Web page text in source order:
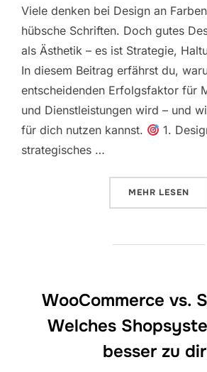
Viele denken bei Design an
hübsche Schriften. Doch gutes
als Ästhetik – es ist Strategie,
In diesem Beitrag erfährst du,
entscheidenden Erfolgsfaktor für
und Dienstleistungen wird – und
für dich nutzen kannst.
1.
strategisches …
MEHR ÜBER
LESEN
WooCommerce vs.
Welches
besser zu